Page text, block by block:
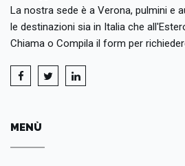
La nostra sede è a Verona, pulmini e
le destinazioni sia in Italia che
Chiama o Compila il form per
MENÙ